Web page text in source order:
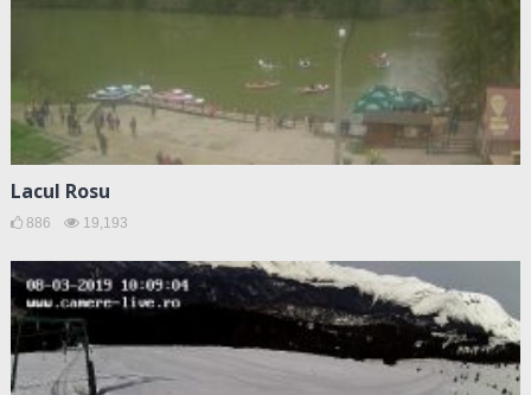
Lacul Rosu
886 19,193